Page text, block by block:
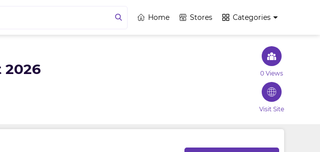
Home Stores Categories
2026 0 Views
Visit Site